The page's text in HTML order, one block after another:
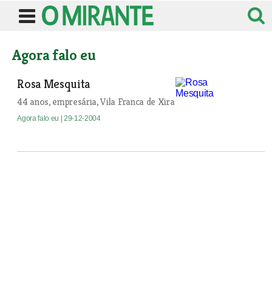
Agora falo eu
Rosa Mesquita
44 anos, empresária, Vila Franca de Xira
Agora falo eu | 29-12-2004